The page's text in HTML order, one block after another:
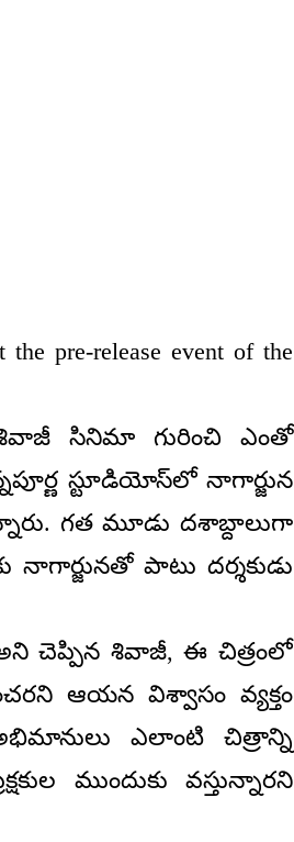
pre-release event of the
శివాజీ సినిమా గురించి ఎంతో
స్టూడియోస్‌లో నాగార్జున
గత మూడు దశాబ్దాలుగా
నాగార్జునతో పాటు దర్శకుడు
చెప్పిన శివాజీ, ఈ చిత్రంలో
ఆయన విశ్వాసం వ్యక్తం
ఎలాంటి చిత్రాన్ని
ముందుకు వస్తున్నారని